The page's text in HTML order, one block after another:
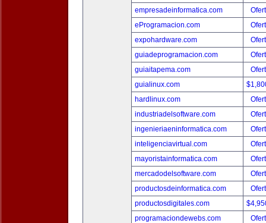
empresadeinformatica.com
eProgramacion.com
expohardware.com
guiadeprogramacion.com
guiaitapema.com
guialinux.com
hardlinux.com
industriadelsoftware.com
ingenieriaeninformatica.com
inteligenciavirtual.com
mayoristainformatica.com
mercadodelsoftware.com
productosdeinformatica.com
productosdigitales.com
programaciondewebs.com